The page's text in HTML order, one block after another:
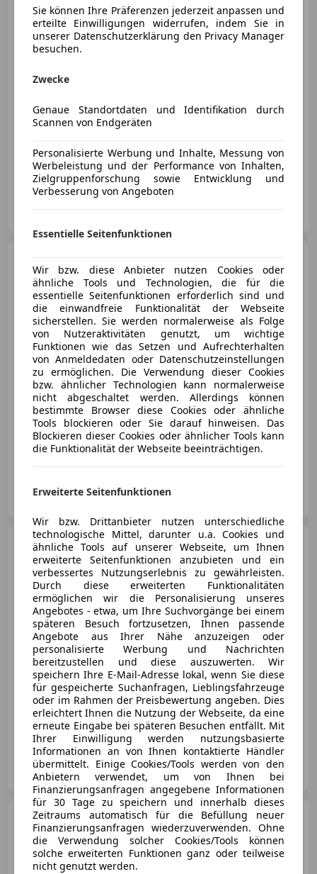
Cabriolet
03/2026 15 km Benzin 290 kW (394 PS)
€ 12 490
06/2008 211 000 km Benzin
283 kW (385 PS)
EDICARS
AT-4484 Kronstorf
Porsche Cayenne II 3,0
Diesel Aut.
€ 26 890
01/2012 168 000 km Diesel
180 kW (245 PS)
FINANZIERUNG OHNE ANZAHLUNG MÖGLICH! FRAGEN SIE UNS!!
TCS Automobile
AT-9500 Villach / Zauchen
Porsche 718 Spyder
Spyder
Sie können Ihre Präferenzen jederzeit anpassen und
erteilte Einwilligungen widerrufen, indem Sie in
unserer Datenschutzerklärung den Privacy Manager
besuchen.
Zwecke
Genaue Standortdaten und Identifikation durch
Scannen von Endgeräten
Personalisierte Werbung und Inhalte, Messung von
Werbeleistung und der Performance von Inhalten,
Zielgruppenforschung sowie Entwicklung und
Verbesserung von Angeboten
Essentielle Seitenfunktionen
Wir bzw. diese Anbieter nutzen Cookies oder
ähnliche Tools und Technologien, die für die
essentielle Seitenfunktionen erforderlich sind und
die einwandfreie Funktionalität der Webseite
sicherstellen. Sie werden normalerweise als Folge
von Nutzeraktivitäten genutzt, um wichtige
Funktionen wie das Setzen und Aufrechterhalten
von Anmeldedaten oder Datenschutzeinstellungen
zu ermöglichen. Die Verwendung dieser Cookies
bzw. ähnlicher Technologien kann normalerweise
nicht abgeschaltet werden. Allerdings können
bestimmte Browser diese Cookies oder ähnliche
Tools blockieren oder Sie darauf hinweisen. Das
Blockieren dieser Cookies oder ähnlicher Tools kann
die Funktionalität der Webseite beeinträchtigen.
Erweiterte Seitenfunktionen
Wir bzw. Drittanbieter nutzen unterschiedliche
technologische Mittel, darunter u.a. Cookies und
ähnliche Tools auf unserer Webseite, um Ihnen
erweiterte Seitenfunktionen anzubieten und ein
verbessertes Nutzungserlebnis zu gewährleisten.
Durch diese erweiterten Funktionalitäten
ermöglichen wir die Personalisierung unseres
Angebotes - etwa, um Ihre Suchvorgänge bei einem
späteren Besuch fortzusetzen, Ihnen passende
Angebote aus Ihrer Nähe anzuzeigen oder
personalisierte Werbung und Nachrichten
bereitzustellen und diese auszuwerten. Wir
speichern Ihre E-Mail-Adresse lokal, wenn Sie diese
für gespeicherte Suchanfragen, Lieblingsfahrzeuge
oder im Rahmen der Preisbewertung angeben. Dies
erleichtert Ihnen die Nutzung der Webseite, da eine
erneute Eingabe bei späteren Besuchen entfällt. Mit
Ihrer Einwilligung werden nutzungsbasierte
Informationen an von Ihnen kontaktierte Händler
übermittelt. Einige Cookies/Tools werden von den
Anbietern verwendet, um von Ihnen bei
Finanzierungsanfragen angegebene Informationen
für 30 Tage zu speichern und innerhalb dieses
Zeitraums automatisch für die Befüllung neuer
Finanzierungsanfragen wiederzuverwenden. Ohne
die Verwendung solcher Cookies/Tools können
solche erweiterten Funktionen ganz oder teilweise
nicht genutzt werden.